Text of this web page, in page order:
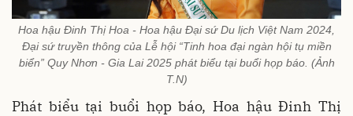
Hoa hậu Đinh Thị Hoa - Hoa hậu Đại sứ Du lịch Việt Nam 2024,
Đại sứ truyền thông của Lễ hội “Tinh hoa đại ngàn hội tụ miền
biển” Quy Nhơn - Gia Lai 2025 phát biểu tại buổi họp báo. (Ảnh
T.N)
Phát biểu tại buổi họp báo, Hoa hậu Đinh Thị